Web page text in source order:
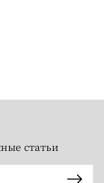
статьи